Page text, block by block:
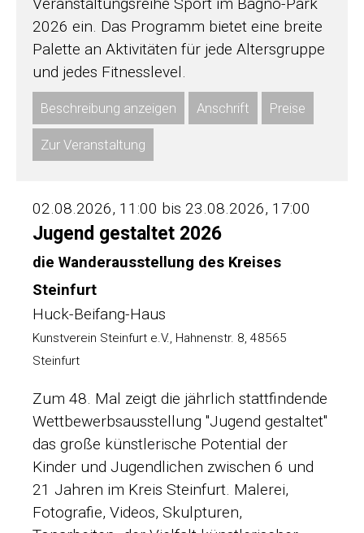
2026 ein. Das Programm bietet eine breite
Palette an Aktivitäten für jede Altersgruppe
und jedes Fitnesslevel.
Beschreibung anzeigen Anschrift Preise
Zur Veranstaltung
02.08.2026, 11:00 bis 23.08.2026, 17:00
Jugend gestaltet 2026
die Wanderausstellung des Kreises
Steinfurt
Huck-Beifang-Haus
Kunstverein Steinfurt e.V., Hahnenstr. 8, 48565
Steinfurt
Zum 48. Mal zeigt die jährlich stattfindende
Wettbewerbsausstellung "Jugend gestaltet"
das große künstlerische Potential der
Kinder und Jugendlichen zwischen 6 und
21 Jahren im Kreis Steinfurt. Malerei,
Fotografie, Videos, Skulpturen,